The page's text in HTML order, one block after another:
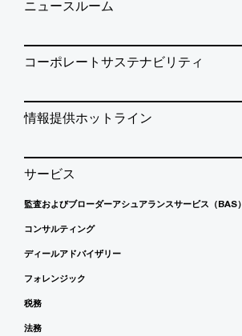
ニュースルーム
コーポレートサステナビリティ
情報提供ホットライン
サービス
監査およびブローダーアシュアランスサービス（BAS）
コンサルティング
ディールアドバイザリー
フォレンジック
税務
法務